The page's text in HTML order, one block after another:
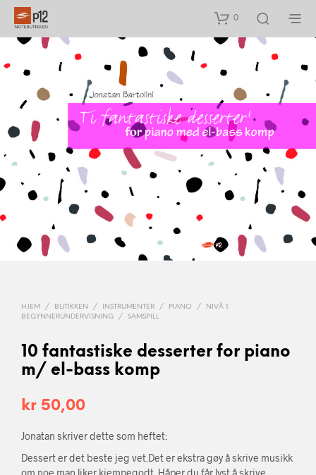
0
HJEM / BUTIKKEN / INSTRUMENTER / PIANO /
NIVÅ 1:
BEGYNNERUNDERVISNING
/ SAMSPILL
10 fantastiske desserter for piano
m/ el-bass komp
kr 50,00
Jonatan skriver dette som heftet:
Dessert er det beste jeg vet.Det er ekstra gøy å skrive musikk
om noe man liker kjempegodt. Håper du får lyst å skrive